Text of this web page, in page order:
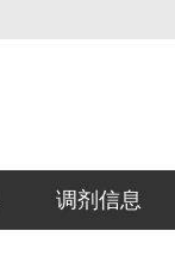
调剂信息